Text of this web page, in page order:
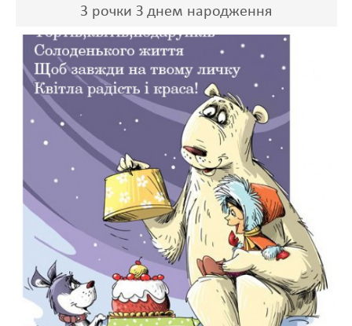
3 рочки З днем народження